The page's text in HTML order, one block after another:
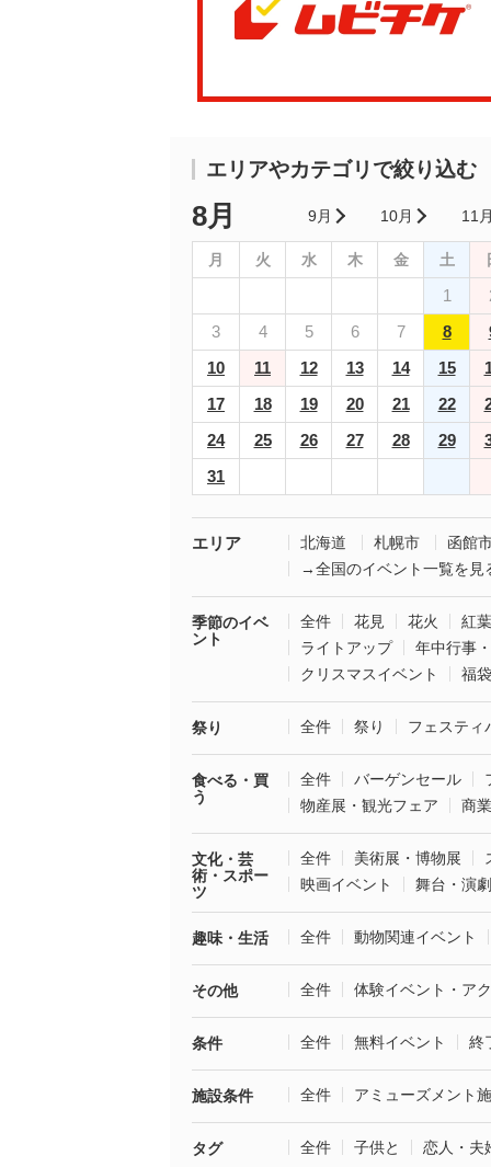
エリアやカテゴリで絞り込む
8月 9月 10月 11
月 火 水 木 金 土
1
3
4 5 6 7 8
10
11 12 13 14 15
17
18 19 20 21 22
24
25 26 27 28 29
31
エリア 北海道 札幌市
函館
→全国のイベント一覧を見
季節のイベ
ント
全件 花見 花火
紅葉
ライトアップ
年中行事
クリスマスイベント
福
祭り 全件 祭り フェスティ
食べる・買
う
全件 バーゲンセール
物産展・観光フェア
商
文化・芸
術・スポー
ツ
全件 美術展・博物展
映画イベント
舞台・演劇
趣味・生活 全件 動物関連イベント
その他 全件 体験イベント・ア
条件 全件 無料イベント 終
施設条件 全件 アミューズメント
タグ 全件 子供と 恋人・夫